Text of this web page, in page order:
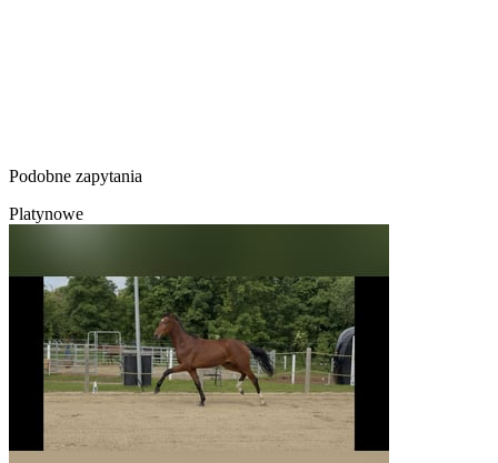
Podobne zapytania
Platynowe